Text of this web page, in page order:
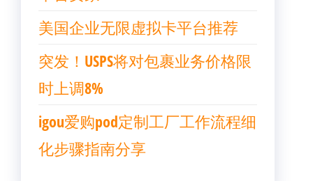
美国企业无限虚拟卡平台推荐
突发！USPS将对包裹业务价格限
时上调8%
igou爱购pod定制工厂工作流程细
化步骤指南分享